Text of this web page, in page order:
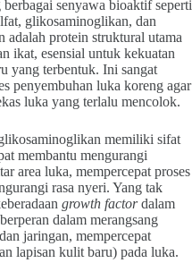
senyawa bioaktif seperti
glikosaminoglikan, dan
adalah protein struktural utama
ikat, esensial untuk kekuatan
yang terbentuk. Ini sangat
penyembuhan luka koreng agar
luka yang terlalu mencolok.
memiliki sifat
membantu mengurangi
area luka, mempercepat proses
rasa nyeri. Yang tak
growth factordalam
dalam merangsang
jaringan, mempercepat
lapisan kulit baru) pada luka.